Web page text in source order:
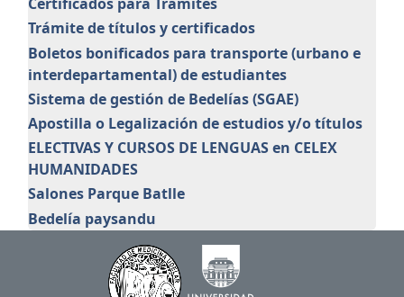
Trámite de títulos y certificados
Boletos bonificados para transporte (urbano e
interdepartamental) de estudiantes
Sistema de gestión de Bedelías (SGAE)
Apostilla o Legalización de estudios y/o títulos
ELECTIVAS Y CURSOS DE LENGUAS en CELEX
HUMANIDADES
Salones Parque Batlle
Bedelía paysandu